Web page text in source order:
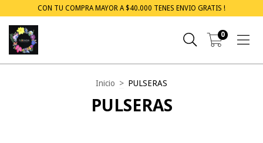
CON TU COMPRA MAYOR A $40.000 TENES ENVIO GRATIS !
0
Inicio > PULSERAS
PULSERAS